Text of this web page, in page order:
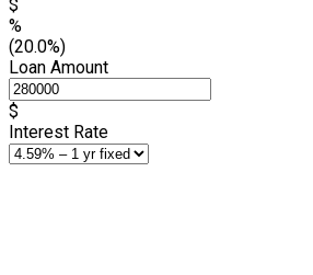
$
%
(20.0%)
Loan Amount
$
Interest Rate